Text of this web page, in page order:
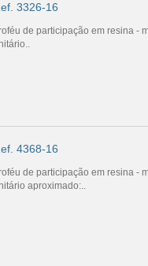
3326-16
de participação em resina -
4368-16
de participação em resina -
aproximado:..